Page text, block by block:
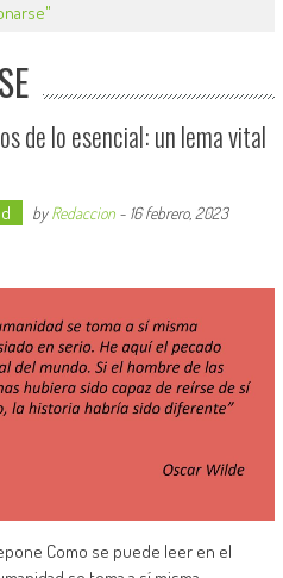
de lo esencial: un lema vital
byRedaccion- 16 febrero, 2023
Como se puede leer en el